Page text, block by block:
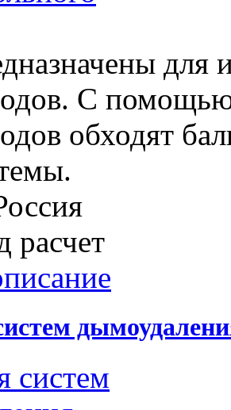
для
С
обходят
расчет